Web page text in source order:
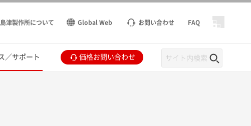
島津製作所について Global Web お問い合わせ FAQ
／サポート 価格お問い合わせ